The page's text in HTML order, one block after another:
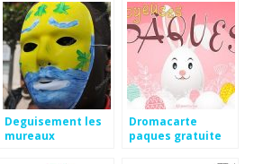
Deguisement les
mureaux
Dromacarte
paques gratuite